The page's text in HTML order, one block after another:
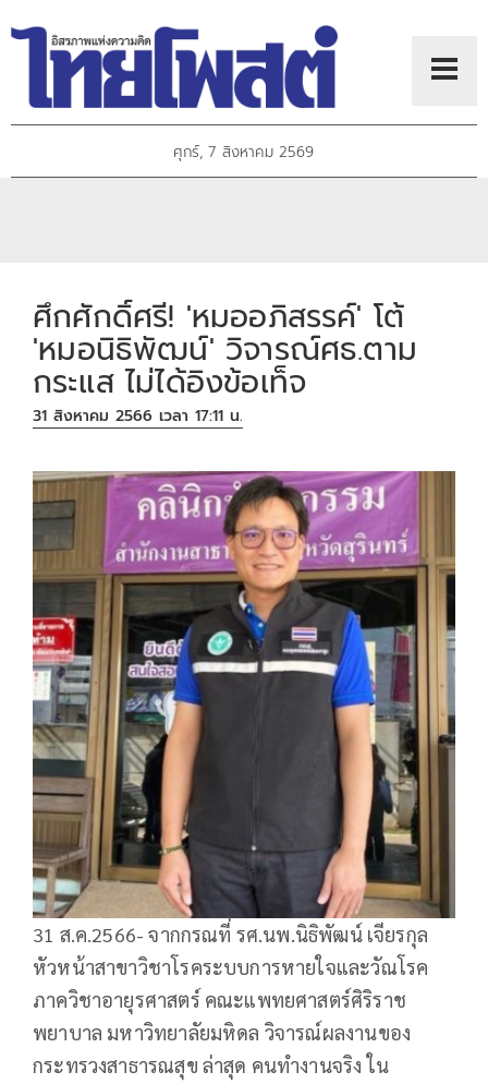
ศุกร์, 7 สิงหาคม 2569
ศึกศักดิ์ศรี! 'หมออภิสรรค์' โต้
'หมอนิธิพัฒน์' วิจารณ์ศธ.ตาม
กระแส ไม่ได้อิงข้อเท็จ
31 สิงหาคม 2566 เวลา 17:11 น.
31 ส.ค.2566- จากกรณที่ รศ.นพ.นิธิพัฒน์ เจียรกุล
หัวหน้าสาขาวิชาโรคระบบการหายใจและวัณโรค
ภาควิชาอายุรศาสตร์ คณะแพทยศาสตร์ศิริราช
พยาบาล มหาวิทยาลัยมหิดล วิจารณ์ผลงานของ
กระทรวงสาธารณสุข ล่าสุด คนทำงานจริง ใน